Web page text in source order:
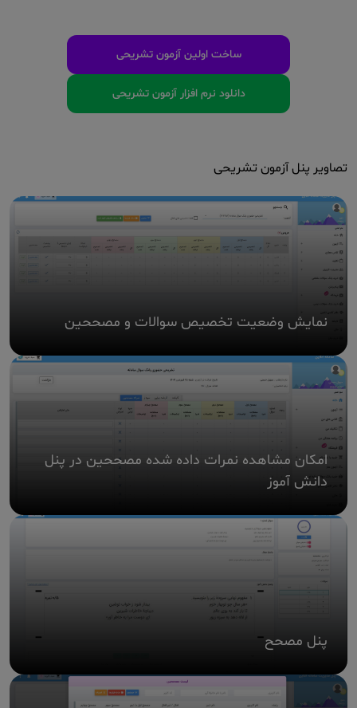
ساخت اولین آزمون تشریحی
دانلود نرم افزار آزمون تشریحی
تصاویر پنل آزمون تشریحی
نمایش وضعیت تخصیص سوالات و مصححین
امکان مشاهده نمرات داده شده مصححین در پنل
دانش آموز
پنل مصحح